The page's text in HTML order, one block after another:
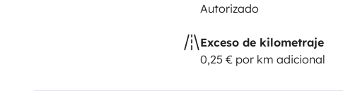
Autorizado
Exceso de kilometraje
0,25 € por km adicional